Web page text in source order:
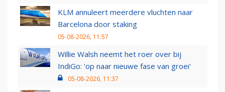
KLM annuleert meerdere vluchten naar
Barcelona door staking
05-08-2026, 11:57
Willie Walsh neemt het roer over bij
IndiGo: 'op naar nieuwe fase van groei'
05-08-2026, 11:37